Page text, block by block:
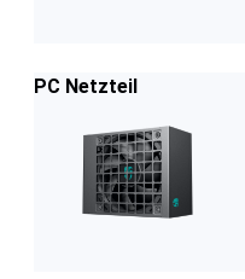
PC Netzteil